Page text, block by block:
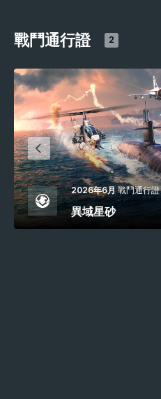
戰鬥通行證 2
2026年6月 戰鬥通行證
異域星砂